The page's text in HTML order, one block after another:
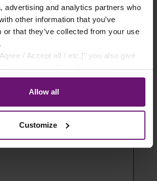
advertising and analytics partners who
other information that you’ve
or that they’ve collected from your use
/ Accept all / etc.]" you also give
disclosure of your behavior in our
shopware AG (Ebbinghoff 10, 48624
which cannot assign this data
but may process it for its own
Allow all
Customize
16 mm